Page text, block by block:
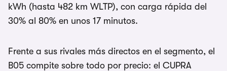
kWh (hasta 482 km WLTP), con carga rápida del
30% al 80% en unos 17 minutos.
Frente a sus rivales más directos en el segmento, el
B05 compite sobre todo por precio: el CUPRA